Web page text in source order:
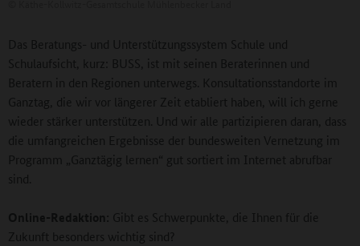
Das Beratungs- und Unterstützungssystem Schule und
Schulaufsicht, kurz: BUSS, ist mit seinen Beraterinnen und
Beratern in den Regionen unterwegs. Konsultationsstandorte im
Ganztag, die wir vor längerer Zeit etabliert haben, will ich gerne
wieder stärker unterstützen. Und wir alle partizipieren daran, dass
die umfangreichen Ergebnisse der bundesweiten Vernetzung im
Programm „Ganztägig lernen“ gut sortiert im Internet abrufbar
sind.
Online-Redaktion: Gibt es Schwerpunkte, die Ihnen für die
Zukunft besonders wichtig sind?